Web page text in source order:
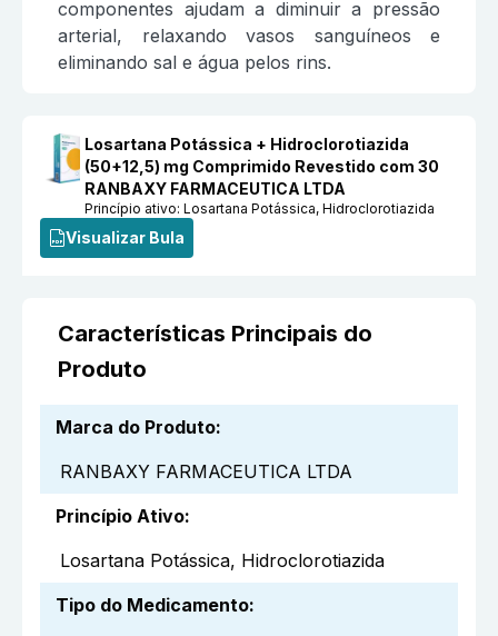
componentes ajudam a diminuir a pressão
arterial, relaxando vasos sanguíneos e
eliminando sal e água pelos rins.
Losartana Potássica + Hidroclorotiazida
(50+12,5) mg Comprimido Revestido com 30
RANBAXY FARMACEUTICA LTDA
Princípio ativo:Losartana Potássica, Hidroclorotiazida
Visualizar Bula
Características Principais do
Produto
Marca do Produto:
RANBAXY FARMACEUTICA LTDA
Princípio Ativo:
Losartana Potássica, Hidroclorotiazida
Tipo do Medicamento: